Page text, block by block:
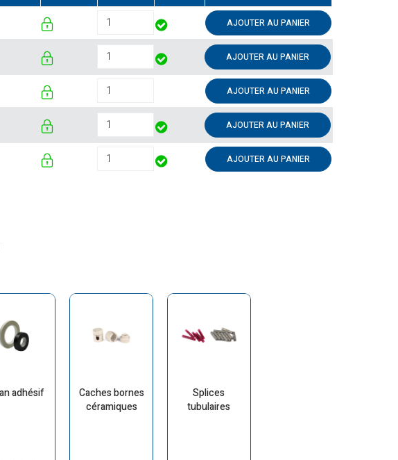
AJOUTER AU PANIER
AJOUTER AU PANIER
AJOUTER AU PANIER
AJOUTER AU PANIER
AJOUTER AU PANIER
adhésif
Caches bornes
céramiques
Splices
tubulaires